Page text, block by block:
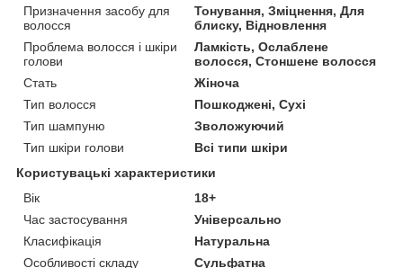
Призначення засобу для
волосся
Тонування, Зміцнення, Для
блиску, Відновлення
Проблема волосся і шкіри
голови
Ламкість, Ослаблене
волосся, Стоншене волосся
Стать
Жіноча
Тип волосся
Пошкоджені, Сухі
Тип шампуню
Зволожуючий
Тип шкіри голови
Всі типи шкіри
Користувацькі характеристики
Вік
18+
Час застосування
Універсально
Класифікація
Натуральна
Особливості складу
Сульфатна